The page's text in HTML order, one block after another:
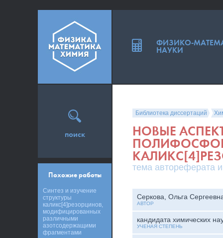
Библиотека диссертаций
НОВЫЕ
тема автореферата
Серкова, Ольга
АВТОР
кандидата химических
УЧЕНАЯ СТЕПЕНЬ
поиск
Похожие работы
Синтез и изучение
структуры
каликс[4]резорцинов,
модифицированных
различными
азотсодержащими
фрагментами
ФИЗИКО-
НАУКИ